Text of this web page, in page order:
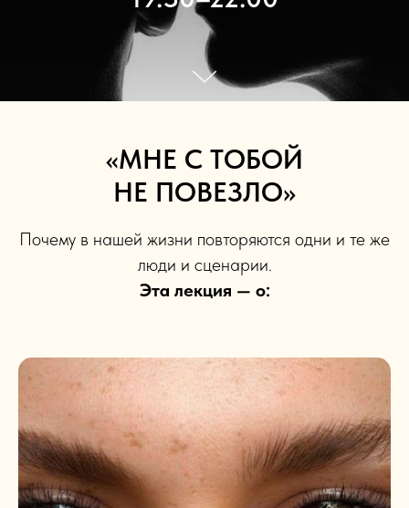
«МНЕ С ТОБОЙ
НЕ ПОВЕЗЛО»
Почему в нашей жизни повторяются одни и те же
люди и сценарии.
Эта лекция — о: